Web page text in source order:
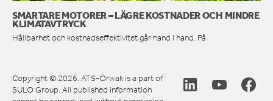
SMARTARE MOTORER – LÄGRE KOSTNADER OCH MINDRE
KLIMATAVTRYCK
Hållbarhet och kostnadseffektivitet går hand i hand. På
Copyright © 2026. ATS-Orwak is a part of
SULO Group. All published information